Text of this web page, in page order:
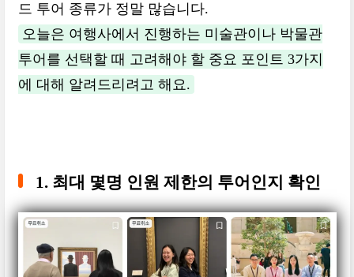
드 투어 종류가 정말 많습니다.
오늘은 여행사에서 진행하는 미술관이나 박물관
투어를 선택할 때 고려해야 할 중요 포인트 3가지
에 대해 알려드리려고 해요.
1. 최대 몇명 인원 제한의 투어인지 확인